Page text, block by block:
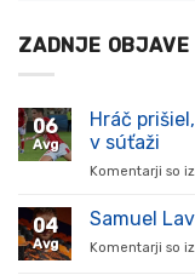
ZADNJE OBJAVE
06
Avg
Hráč
v súťaži
Komentarji so
04
Avg
Samuel
Komentarji so